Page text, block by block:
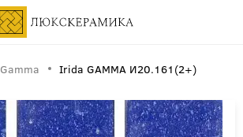
Gamma Irida GAMMA И20.161(2+)